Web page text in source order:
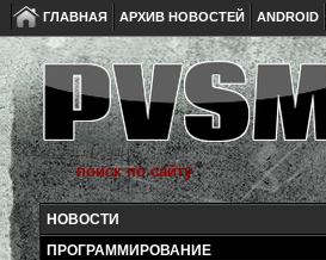
ГЛАВНАЯ АРХИВ НОВОСТЕЙ ANDROID
НОВОСТИ
ПРОГРАММИРОВАНИЕ